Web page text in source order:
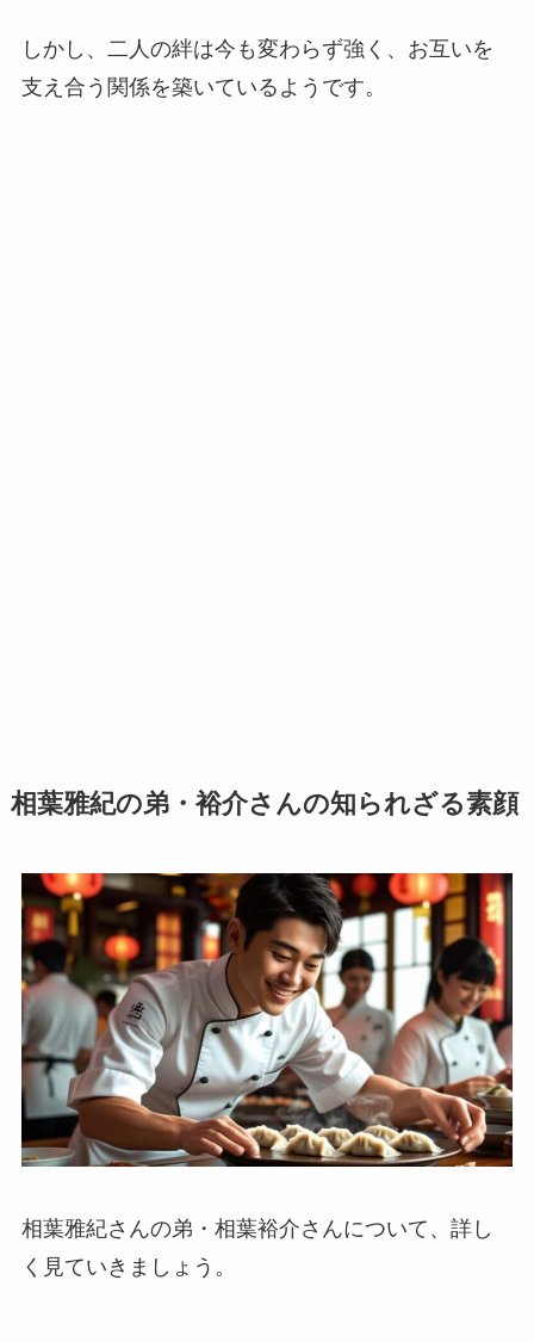
しかし、二人の絆は今も変わらず強く、お互いを
支え合う関係を築いているようです。
相葉雅紀の弟・裕介さんの知られざる素顔
相葉雅紀さんの弟・相葉裕介さんについて、詳し
く見ていきましょう。